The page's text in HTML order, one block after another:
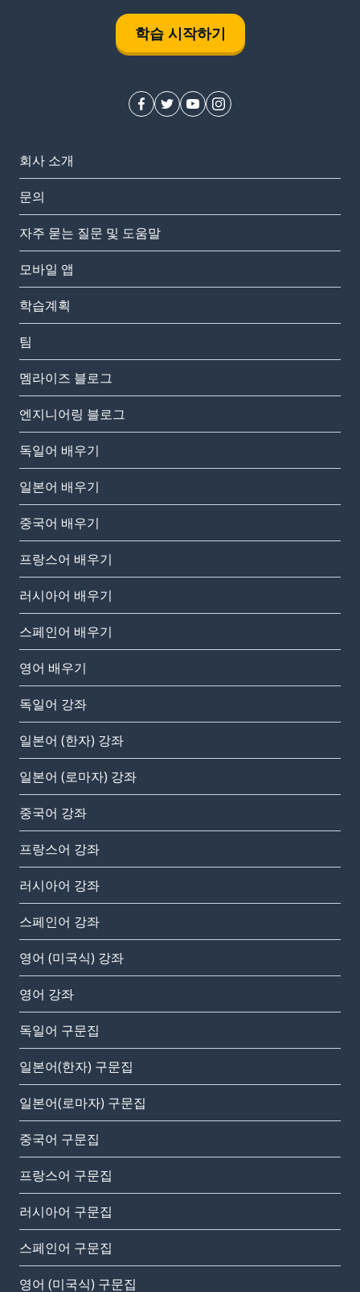
학습 시작하기
회사 소개
문의
자주 묻는 질문 및 도움말
모바일 앱
학습계획
팀
멤라이즈 블로그
엔지니어링 블로그
독일어 배우기
일본어 배우기
중국어 배우기
프랑스어 배우기
러시아어 배우기
스페인어 배우기
영어 배우기
독일어 강좌
일본어 (한자) 강좌
일본어 (로마자) 강좌
중국어 강좌
프랑스어 강좌
러시아어 강좌
스페인어 강좌
영어 (미국식) 강좌
영어 강좌
독일어 구문집
일본어(한자) 구문집
일본어(로마자) 구문집
중국어 구문집
프랑스어 구문집
러시아어 구문집
스페인어 구문집
영어 (미국식) 구문집